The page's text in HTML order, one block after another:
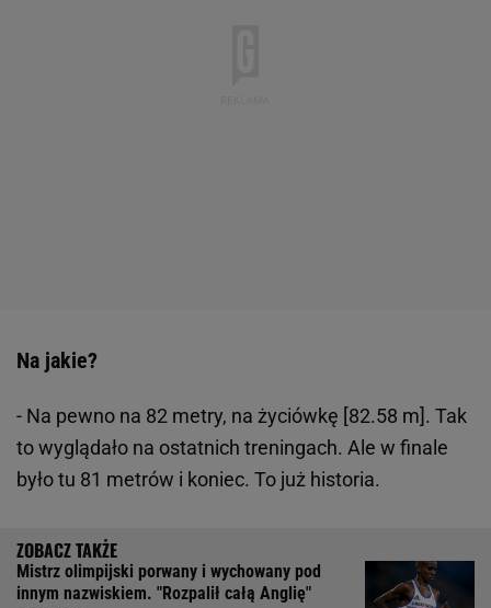
Na jakie?
- Na pewno na 82 metry, na życiówkę [82.58 m]. Tak
to wyglądało na ostatnich treningach. Ale w finale
było tu 81 metrów i koniec. To już historia.
Mistrz olimpijski porwany i wychowany pod
innym nazwiskiem. "Rozpalił całą Anglię"